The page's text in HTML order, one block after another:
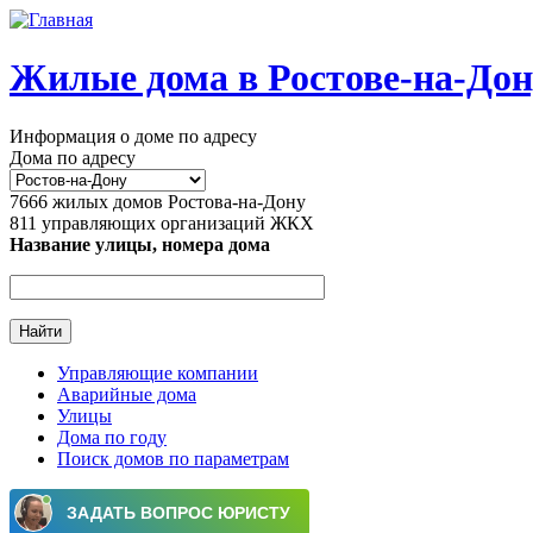
Перейти к основному содержанию
Жилые дома в Ростове-на-
Информация о доме по адресу
Дома по адресу
7666 жилых домов Ростова-на-Дону
811 управляющих организаций ЖКХ
Название улицы, номера дома
Главное меню
Управляющие компании
Аварийные дома
Улицы
Дома по году
Поиск домов по параметрам